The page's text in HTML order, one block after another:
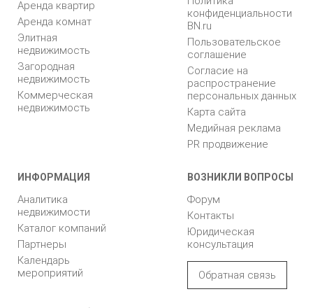
Аренда квартир
Аренда комнат
Элитная
недвижимость
Загородная
недвижимость
Коммерческая
недвижимость
конфиденциальности
BN.ru
Пользовательское
соглашение
Согласие на
распространение
персональных данных
Карта сайта
Медийная реклама
PR продвижение
ИНФОРМАЦИЯ
Аналитика
недвижимости
Каталог компаний
Партнеры
Календарь
мероприятий
ВОЗНИКЛИ ВОПРОСЫ
Форум
Контакты
Юридическая
консультация
Обратная связь